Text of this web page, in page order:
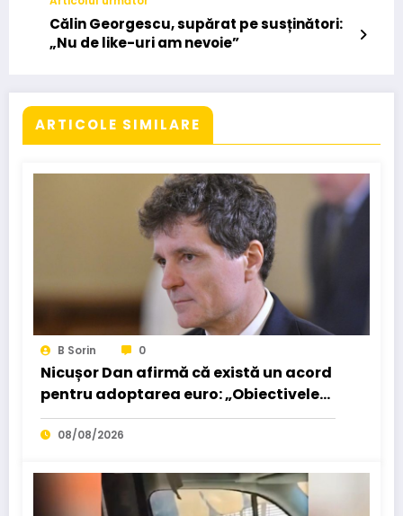
Călin Georgescu, supărat pe susținători:
„Nu de like-uri am nevoie”
ARTICOLE SIMILARE
B Sorin 0
Nicușor Dan afirmă că există un acord
pentru adoptarea euro: „Obiectivele
pot fi realizate dacă…”
08/08/2026